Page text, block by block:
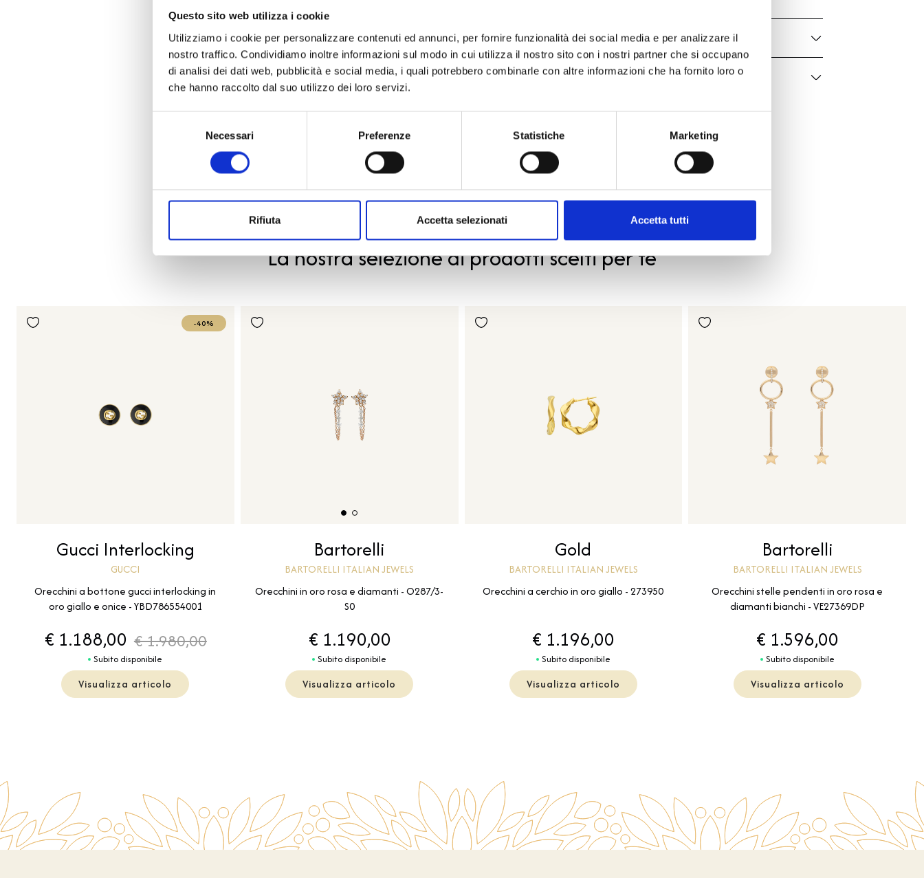
Questo sito web utilizza i cookie
Utilizziamo i cookie per personalizzare contenuti ed annunci, per fornire funzionalità dei social media e per analizzare il
nostro traffico. Condividiamo inoltre informazioni sul modo in cui utilizza il nostro sito con i nostri partner che si occupano
di analisi dei dati web, pubblicità e social media, i quali potrebbero combinarle con altre informazioni che ha fornito loro o
che hanno raccolto dal suo utilizzo dei loro servizi.
Necessari Preferenze Statistiche Marketing
Rifiuta Accetta selezionati Accetta tutti
Descrizione
Pietre preziose
PRODOTTI SIMILI
La nostra selezione di prodotti scelti per te
-40%
Gucci Interlocking
GUCCI
Orecchini a bottone gucci interlocking in
oro giallo e onice - YBD786554001
€ 1.188,00 € 1.980,00
Subito disponibile
Visualizza articolo
Bartorelli
BARTORELLI ITALIAN JEWELS
Orecchini in oro rosa e diamanti - O287/3-
S0
€ 1.190,00
Subito disponibile
Visualizza articolo
Gold
BARTORELLI ITALIAN JEWELS
Orecchini a cerchio in oro giallo - 273950
€ 1.196,00
Subito disponibile
Visualizza articolo
Bartorelli
BARTORELLI ITALIAN JEWELS
Orecchini stelle pendenti in oro rosa e
diamanti bianchi - VE27369DP
€ 1.596,00
Subito disponibile
Visualizza articolo